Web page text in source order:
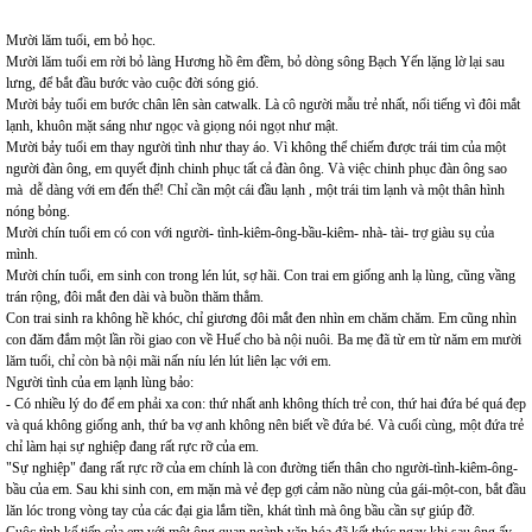
Mười lăm tuổi, em bỏ học.
Mười lăm tuổi em rời bỏ làng Hương hồ êm đềm, bỏ dòng sông Bạch Yến lặng lờ lại sau
lưng, để bắt đầu bước vào cuộc đời sóng gió.
Mười bảy tuổi em bước chân lên sàn catwalk. Là cô người mẫu trẻ nhất, nổi tiếng vì đôi mắt
lạnh, khuôn mặt sáng như ngọc và giọng nói ngọt như mật.
Mười bảy tuổi em thay người tình như thay áo. Vì không thể chiếm được trái tim của một
người đàn ông, em quyết định chinh phục tất cả đàn ông. Và việc chinh phục đàn ông sao
mà dễ dàng với em đến thế! Chỉ cần một cái đầu lạnh , một trái tim lạnh và một thân hình
nóng bỏng.
Mười chín tuổi em có con với người- tình-kiêm-ông-bầu-kiêm- nhà- tài- trợ giàu sụ của
mình.
Mười chín tuổi, em sinh con trong lén lút, sợ hãi. Con trai em giống anh lạ lùng, cũng vầng
trán rộng, đôi mắt đen dài và buồn thăm thẳm.
Con trai sinh ra không hề khóc, chỉ giương đôi mắt đen nhìn em chăm chăm. Em cũng nhìn
con đăm đắm một lần rồi giao con về Huế cho bà nội nuôi. Ba mẹ đã từ em từ năm em mười
lăm tuổi, chỉ còn bà nội mãi nấn níu lén lút liên lạc với em.
Người tình của em lạnh lùng bảo:
- Có nhiều lý do để em phải xa con: thứ nhất anh không thích trẻ con, thứ hai đứa bé quá đẹp
và quá không giống anh, thứ ba vợ anh không nên biết về đứa bé. Và cuối cùng, một đứa trẻ
chỉ làm hại sự nghiệp đang rất rực rỡ của em.
"Sự nghiệp" đang rất rực rỡ của em chính là con đường tiến thân cho người-tình-kiêm-ông-
bầu của em. Sau khi sinh con, em mặn mà vẻ đẹp gợi cảm não nùng của gái-một-con, bắt đầu
lăn lóc trong vòng tay của các đại gia lắm tiền, khát tình mà ông bầu cần sự giúp đỡ.